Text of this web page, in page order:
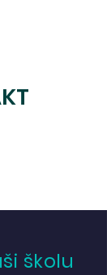
školu